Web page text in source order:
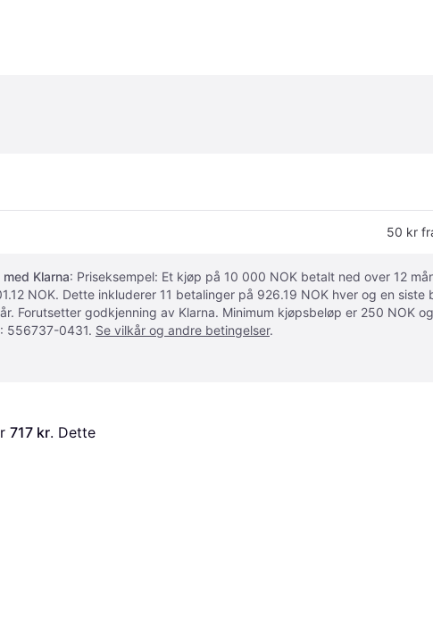
50 kr
Klarna: Priseksempel: Et kjøp på 10 000 NOK betalt ned over 12
NOK. Dette inkluderer 11 betalinger på 926.19 NOK hver og en
godkjenning av Klarna. Minimum kjøpsbeløp er 250 NOK
556737-0431. Se vilkår og andre betingelser.
717 kr. Dette